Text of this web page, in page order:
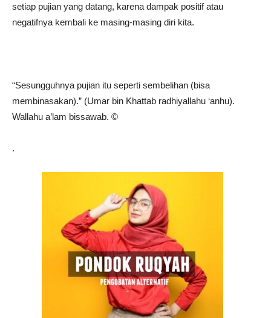
setiap pujian yang datang, karena dampak positif atau
negatifnya kembali ke masing-masing diri kita.
“Sesungguhnya pujian itu seperti sembelihan (bisa
membinasakan).” (Umar bin Khattab radhiyallahu ‘anhu).
Wallahu a’lam bissawab. ©️
.